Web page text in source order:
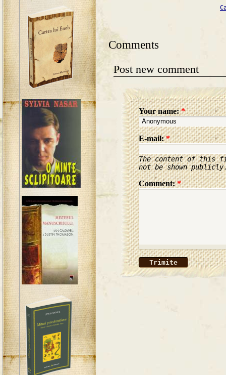
Comments
Post new comment
Your name:*
E-mail:*
The content of this
not be shown
Comment:*